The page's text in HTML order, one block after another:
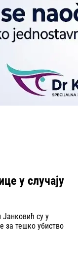
у случају
су у
за тешко убиство